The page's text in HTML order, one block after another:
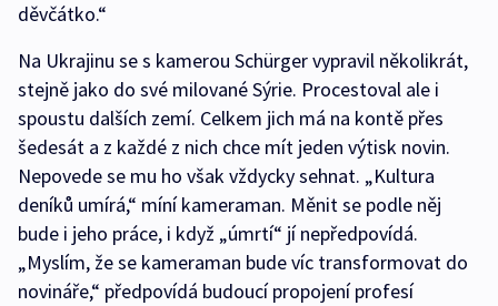
děvčátko.“
Na Ukrajinu se s kamerou Schürger vypravil několikrát,
stejně jako do své milované Sýrie. Procestoval ale i
spoustu dalších zemí. Celkem jich má na kontě přes
šedesát a z každé z nich chce mít jeden výtisk novin.
Nepovede se mu ho však vždycky sehnat. „Kultura
deníků umírá,“ míní kameraman. Měnit se podle něj
bude i jeho práce, i když „úmrtí“ jí nepředpovídá.
„Myslím, že se kameraman bude víc transformovat do
novináře,“ předpovídá budoucí propojení profesí